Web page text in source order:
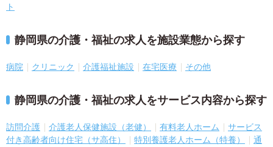
ト
静岡県の介護・福祉の求人を施設業態から探す
病院 クリニック 介護福祉施設 在宅医療 その他
静岡県の介護・福祉の求人をサービス内容から探す
訪問介護 介護老人保健施設（老健） 有料老人ホーム
サービス
付き高齢者向け住宅（サ高住）
特別養護老人ホーム（特養）
通